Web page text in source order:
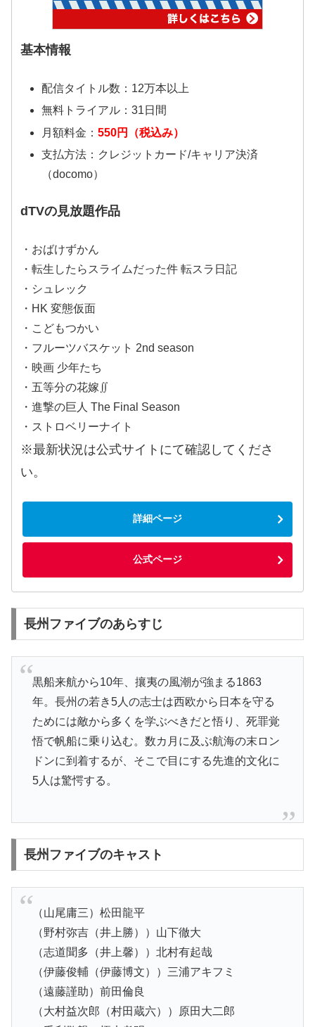
基本情報
配信タイトル数：12万本以上
無料トライアル：31日間
月額料金： 550円（税込み）
支払方法：クレジットカード/キャリア決済
（docomo）
dTVの見放題作品
・おばけずかん
・転生したらスライムだった件 転スラ日記
・シュレック
・HK 変態仮面
・こどもつかい
・フルーツバスケット 2nd season
・映画 少年たち
・五等分の花嫁∬
・進撃の巨人 The Final Season
・ストロベリーナイト
※最新状況は公式サイトにて確認してくださ
い。
詳細ページ
公式ページ
長州ファイブのあらすじ
黒船来航から10年、攘夷の風潮が強まる1863
年。長州の若き5人の志士は西欧から日本を守る
ためには敵から多くを学ぶべきだと悟り、死罪覚
悟で帆船に乗り込む。数カ月に及ぶ航海の末ロン
ドンに到着するが、そこで目にする先進的文化に
5人は驚愕する。
長州ファイブのキャスト
（山尾庸三）松田龍平
（野村弥吉（井上勝））山下徹大
（志道聞多（井上馨））北村有起哉
（伊藤俊輔（伊藤博文））三浦アキフミ
（遠藤謹助）前田倫良
（大村益次郎（村田蔵六））原田大二郎